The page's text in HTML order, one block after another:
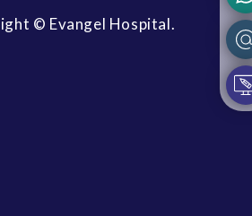
© Evangel Hospital.